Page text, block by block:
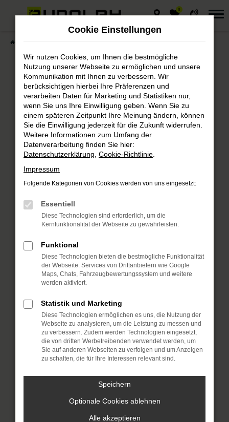
Zum
0
Autohaus Rudolph
Fahrzeugmarkt
Bei Autohaus Rudolph finden Sie
immer das passende Fahrzeug.
Fehler: Network Error
Beim Laden ist ein Fehler aufgetreten.
können:
Überprüfe deine Firewall und
deine Internetverbindung.
Laden andere Webseiten, zum
Beispiel deine Suchmaschine?
Prüfe deine
Browsererweiterungen.
Manche Erweiterungen, wie
Werbeblocker, können das Laden
bestimmter Seiten verhindern.
Funktioniert die Seite in einem
anderen Browser oder in einem
Cookie Einstellungen
Wir nutzen Cookies, um Ihnen die bestmögliche
Nutzung unserer Webseite zu ermöglichen und unsere
Kommunikation mit Ihnen zu verbessern. Wir
berücksichtigen hierbei Ihre Präferenzen und
verarbeiten Daten für Marketing und Statistiken nur,
wenn Sie uns Ihre Einwilligung geben. Wenn Sie zu
einem späteren Zeitpunkt Ihre Meinung ändern, können
Sie die Einwilligung jederzeit für die Zukunft widerrufen.
Weitere Informationen zum Umfang der
Datenverarbeitung finden Sie hier:
Datenschutzerklärung Cookie-Richtlinie
Impressum
Folgende Kategorien von Cookies werden von uns eingesetzt:
Essentiell
Diese Technologien sind erforderlich, um die
Kernfunktionalität der Webseite zu gewährleisten.
Funktional
Diese Technologien bieten die bestmögliche Funktionalität
der Webseite. Services von Drittanbietern wie Google
Maps, Chats, Fahrzeugbewertungssystem und weitere
werden aktiviert.
Statistik und Marketing
Diese Technologien ermöglichen es uns, die Nutzung der
Webseite zu analysieren, um die Leistung zu messen und
zu verbessern. Zudem werden Technologien eingesetzt,
die von dritten Werbetreibenden verwendet werden, um
Sie auf anderen Webseiten zu verfolgen und um Anzeigen
zu schalten, die für Ihre Interessen relevant sind.
Speichern
Optionale Cookies ablehnen
Alle akzeptieren